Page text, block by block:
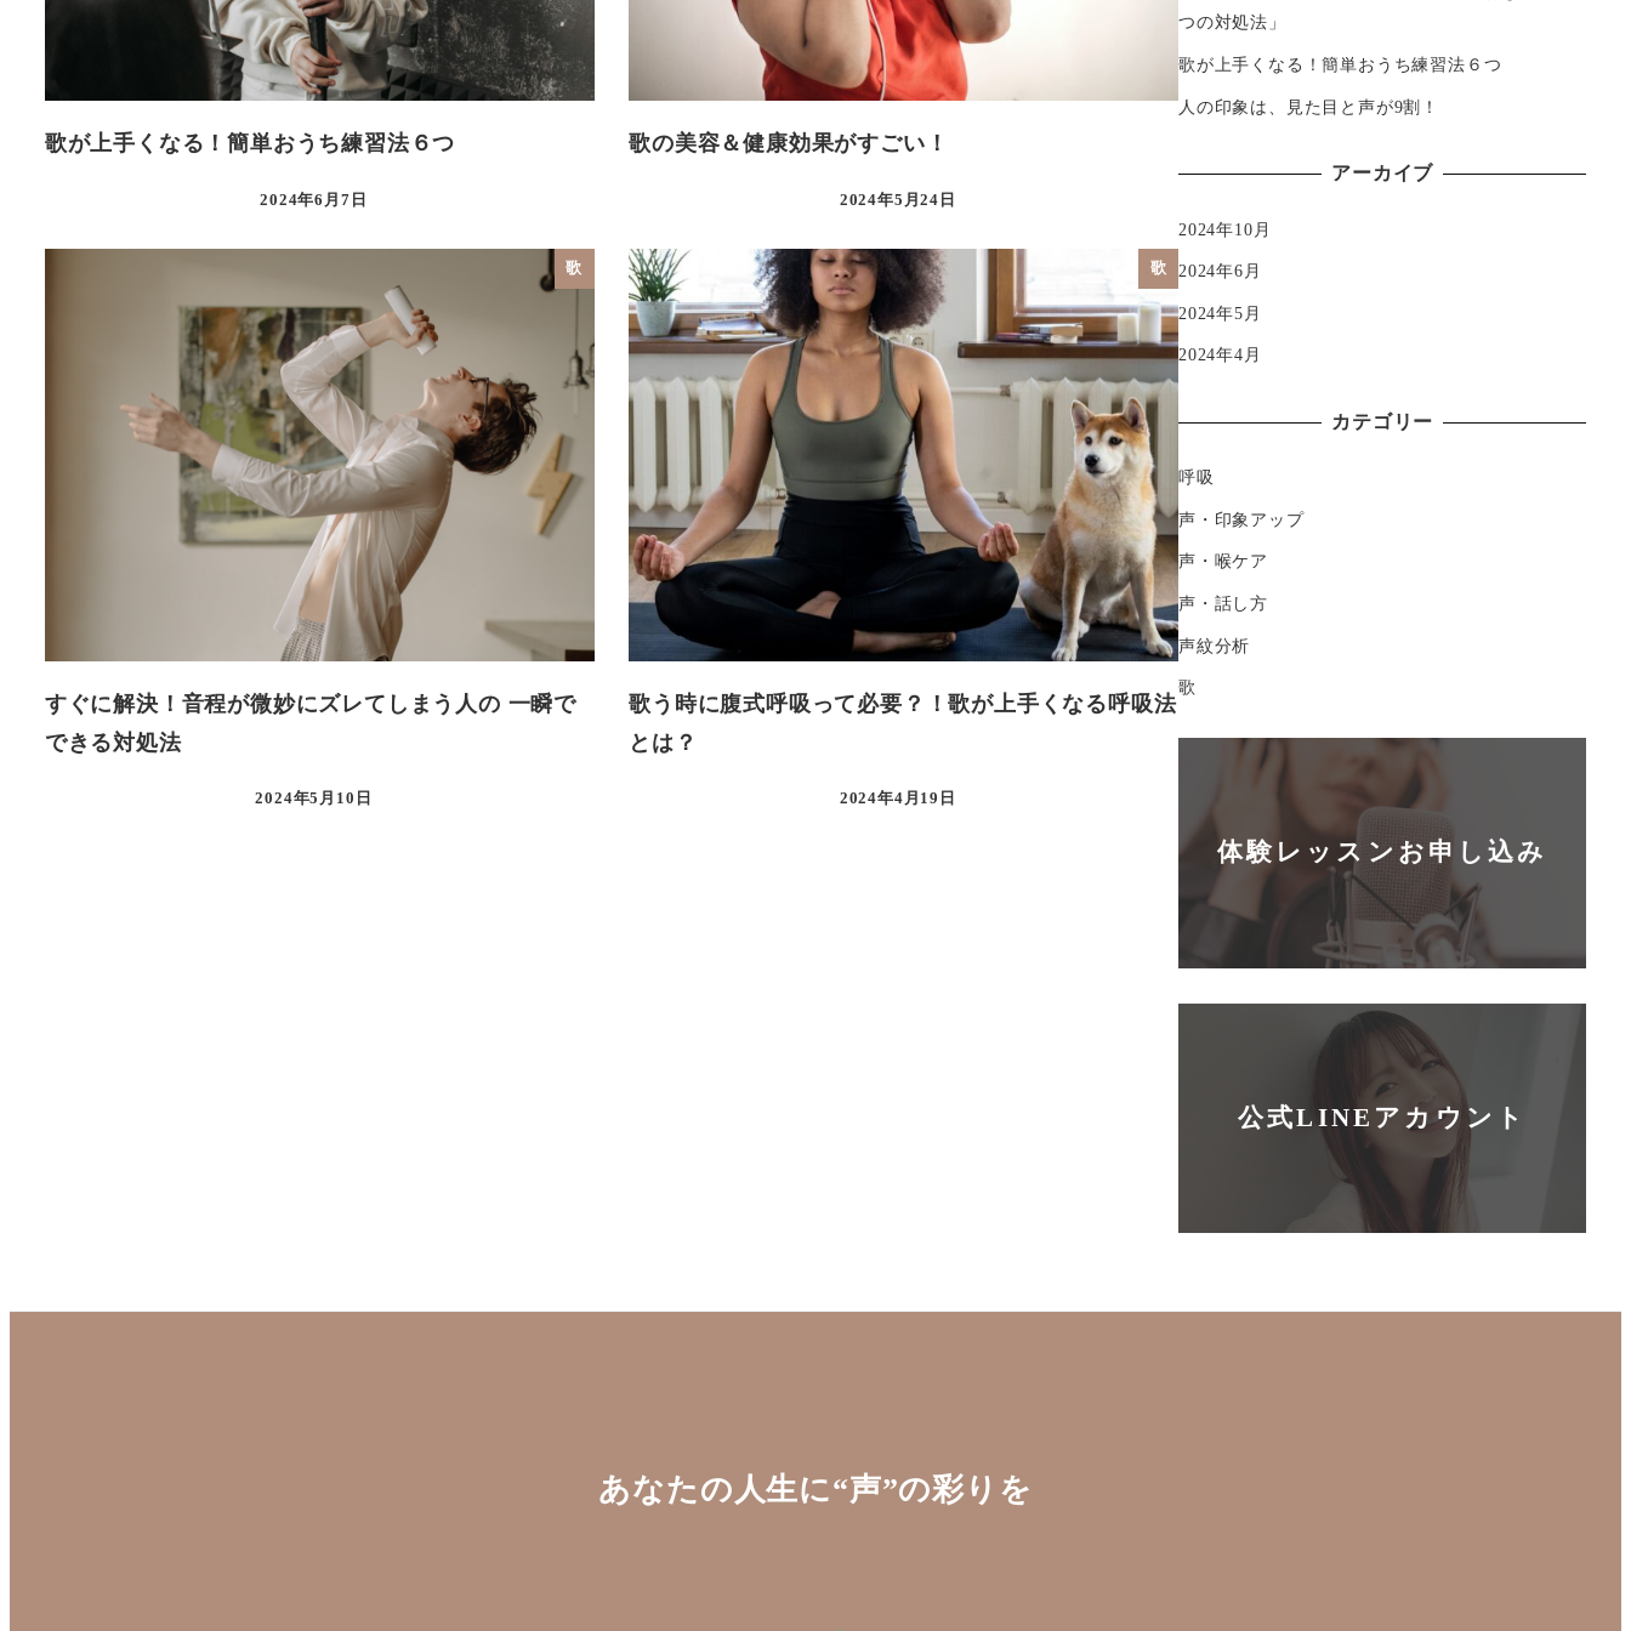
歌が上手くなる！簡単おうち練習法６つ
2024年6月7日
歌の美容＆健康効果がすごい！
2024年5月24日
歌
すぐに解決！音程が微妙にズレてしまう人の 一瞬で
できる対処法
2024年5月10日
歌
歌う時に腹式呼吸って必要？！歌が上手くなる呼吸法
とは？
2024年4月19日
つの対処法」
歌が上手くなる！簡単おうち練習法６つ
人の印象は、見た目と声が9割！
アーカイブ
2024年10月
2024年6月
2024年5月
2024年4月
カテゴリー
呼吸
声・印象アップ
声・喉ケア
声・話し方
声紋分析
歌
体験レッスンお申し込み
公式LINEアカウント
あなたの人生に“声”の彩りを